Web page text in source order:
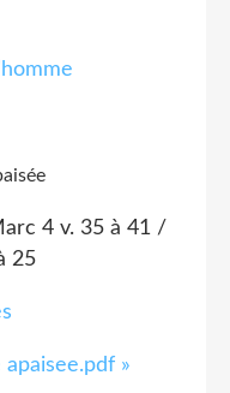
4 v. 35 à 41 /
25
»